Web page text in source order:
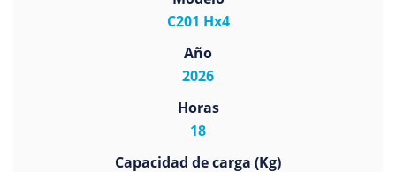
C201 Hx4
Año
2026
Horas
18
Capacidad de carga (Kg)